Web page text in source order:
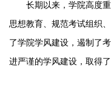
长期以来，学院高度
思想教育、规范考试组织
了学院学风建设，遏制了
进严谨的学风建设，取得了